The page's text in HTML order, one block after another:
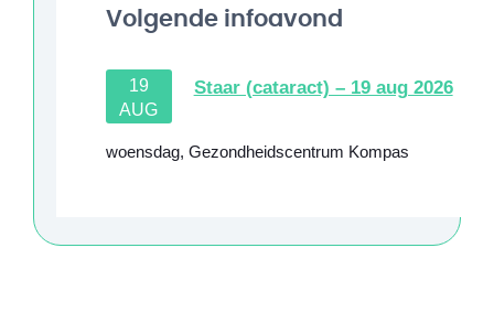
Volgende infoavond
19
AUG
Staar (cataract) – 19 aug 2026
woensdag, Gezondheidscentrum Kompas